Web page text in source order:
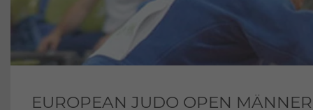
EUROPEAN JUDO OPEN